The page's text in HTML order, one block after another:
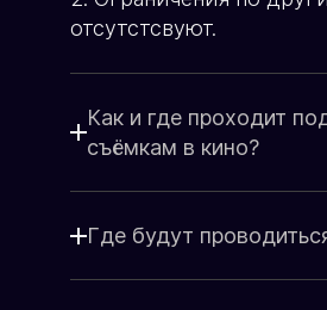
Пример текста...
Я принимаю Положениеи
Согласиена обработку
данных.
Я соглашаюсь с
отсутстсвуют.
Как и где проходит
съёмкам в кино?
Где будут